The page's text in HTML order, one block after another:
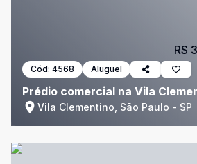
Cód: 4568 Aluguel
Prédio comercial na Vila
Vila Clementino, São Paulo - SP
R$